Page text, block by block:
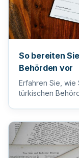
So bereiten
Behörden vor
Erfahren Sie,
türkischen